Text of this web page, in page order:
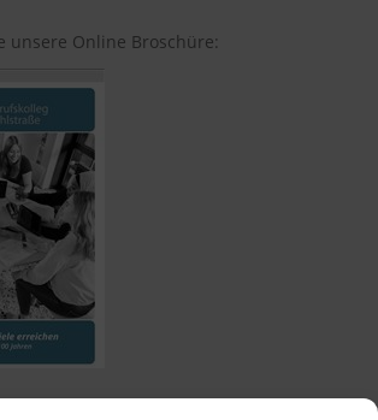
unsere Online Broschüre: